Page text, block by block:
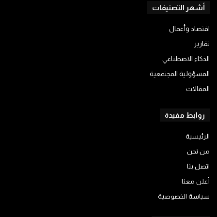
أشهر التصنيفات
اقتصاد وأعمال
تقارير
الذكاء الاصطناعي
المسؤولية المجتمعية
المقالات
روابط مفيدة
الرئيسية
من نحن
اتصل بنا
أعلن معنا
سياسة الخصوصية